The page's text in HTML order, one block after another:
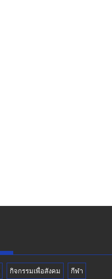
กิจกรรมเพื่อสังคม กีฬา